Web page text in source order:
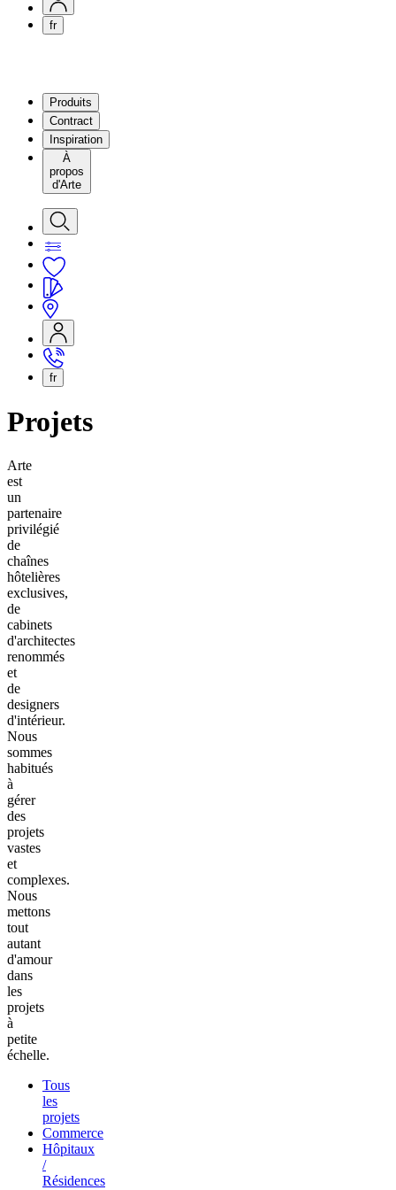
fr
Produits
Contract
Inspiration
À
propos
d'Arte
fr
Projets
Arte
est
un
partenaire
privilégié
de
chaînes
hôtelières
exclusives,
de
cabinets
d'architectes
renommés
et
de
designers
d'intérieur.
Nous
sommes
habitués
à
gérer
des
projets
vastes
et
complexes.
Nous
mettons
tout
autant
d'amour
dans
les
projets
à
petite
échelle.
Tous
les
projets
Commerce
Hôpitaux
/
Résidences